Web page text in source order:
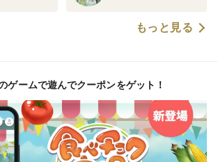
もっと見る
ゲームで遊んでクーポンをゲット！